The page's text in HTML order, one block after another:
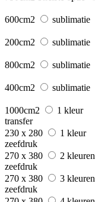
600cm2 sublimatie
200cm2 sublimatie
800cm2 sublimatie
400cm2 sublimatie
1000cm2
1 kleur
transfer
230 x 280
1 kleur
zeefdruk
270 x 380
2 kleuren
zeefdruk
270 x 380
3 kleuren
zeefdruk